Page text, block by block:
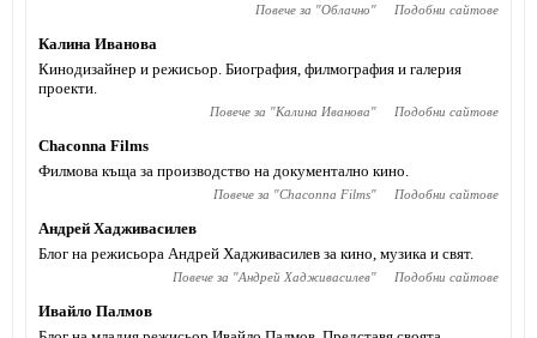
Повече за "Облачно" Подобни сайтове
Калина Иванова
Кинодизайнер и режисьор. Биография, филмография и галерия
проекти.
Повече за "Калина Иванова" Подобни сайтове
Chaconna Films
Филмова къща за производство на документално кино.
Повече за "Chaconna Films" Подобни сайтове
Андрей Хадживасилев
Блог на режисьора Андрей Хадживасилев за кино, музика и свят.
Повече за "Андрей Хадживасилев" Подобни сайтове
Ивайло Палмов